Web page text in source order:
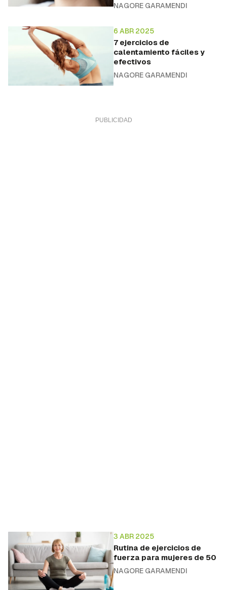
NAGORE GARAMENDI
6 ABR 2025
7 ejercicios de
calentamiento fáciles y
efectivos
NAGORE GARAMENDI
3 ABR 2025
Rutina de ejercicios de
fuerza para mujeres de 50
NAGORE GARAMENDI